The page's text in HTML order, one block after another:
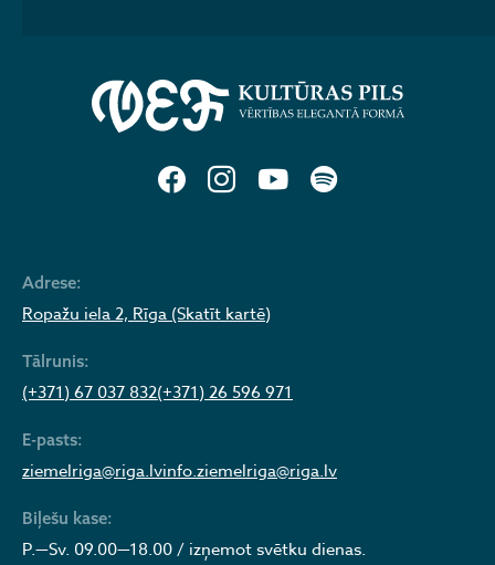
Adrese:
Ropažu iela 2, Rīga (Skatīt kartē)
Tālrunis:
(+371) 67 037 832(+371) 26 596 971
E-pasts:
ziemelriga@riga.lvinfo.ziemelriga@riga.lv
Biļešu kase:
P.—Sv. 09.00—18.00 / izņemot svētku dienas.